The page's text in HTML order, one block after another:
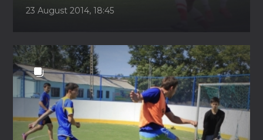
23 August 2014, 18:45